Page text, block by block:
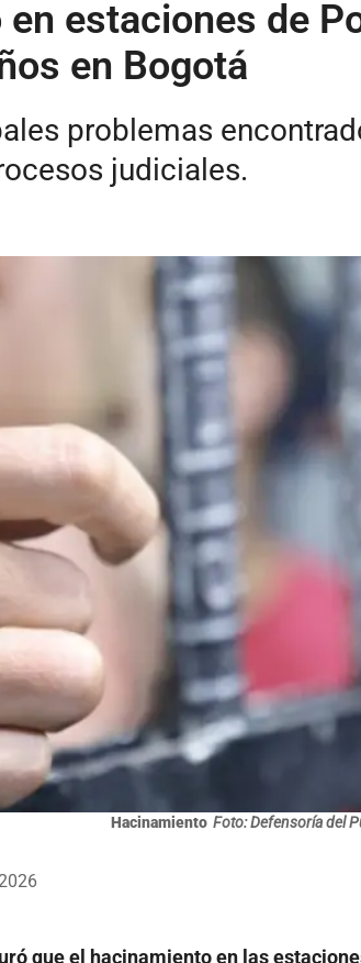
estaciones de
en Bogotá
problemas
judiciales.
Hacinamiento Foto: Defensoría del
que el hacinamiento en las